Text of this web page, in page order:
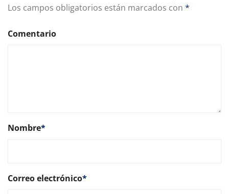
Los campos obligatorios están marcados con *
Comentario
Nombre*
Correo electrónico*